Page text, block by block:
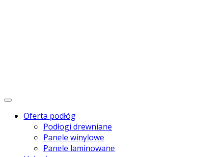
Menu
Oferta podłóg
Podłogi drewniane
Panele winylowe
Panele laminowane